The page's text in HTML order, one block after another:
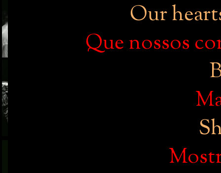
Our
Que nossos